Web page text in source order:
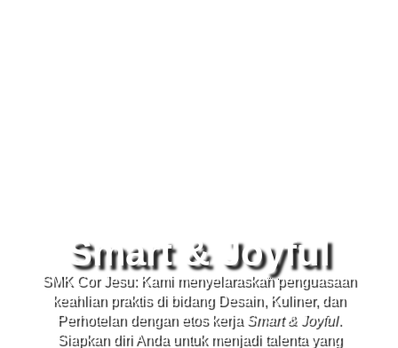
Smart & Joyful
SMK Cor Jesu: Kami menyelaraskan penguasaan
keahlian praktis di bidang Desain, Kuliner, dan
Perhotelan dengan etos kerja Smart & Joyful.
Siapkan diri Anda untuk menjadi talenta yang